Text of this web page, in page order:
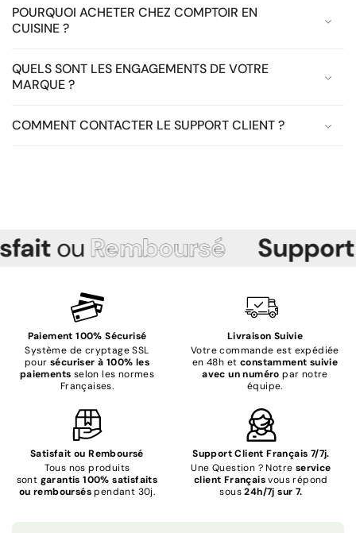
POURQUOI ACHETER CHEZ COMPTOIR EN
CUISINE ?
QUELS SONT LES ENGAGEMENTS DE VOTRE
MARQUE ?
COMMENT CONTACTER LE SUPPORT CLIENT ?
ouRemboursé Support
Paiement 100% Sécurisé
Système de cryptage SSL
pour sécuriser à 100% les
paiements selon les normes
Françaises.
Livraison Suivie
Votre commande est expédiée
en 48h et constamment suivie
avec un numéro par notre
équipe.
Satisfait ou Remboursé
Tous nos produits
sont garantis 100% satisfaits
ou rembourséspendant 30j.
Support Client Français 7/7j.
Une Question ? Notre service
client Françaisvous répond
sous24h/7j sur 7.